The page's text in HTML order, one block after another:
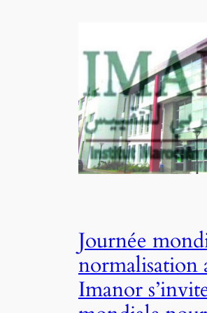
Journée
normalisation
Imanor